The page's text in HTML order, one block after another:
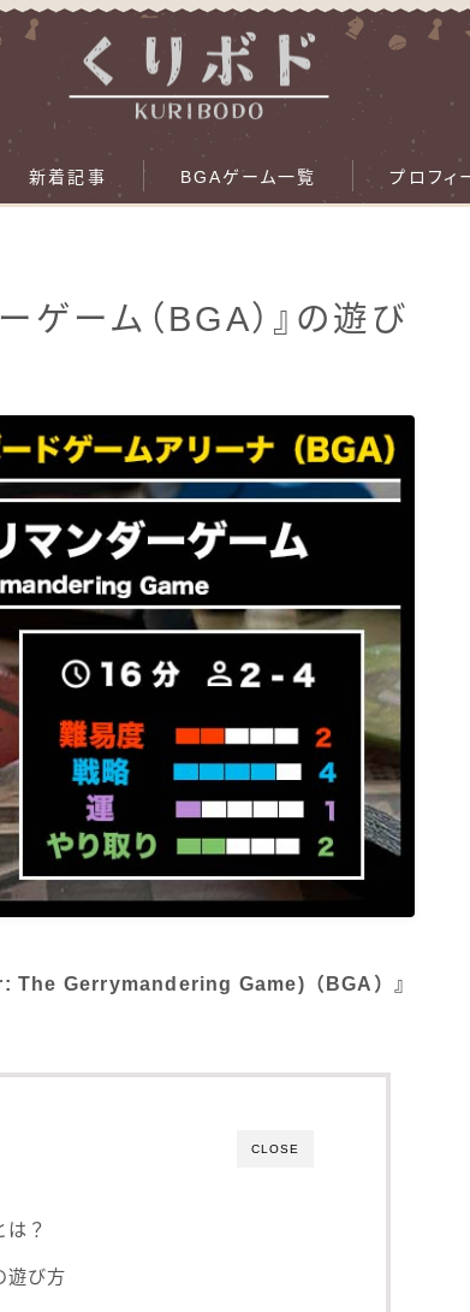
新着記事 BGAゲーム一覧 プロフィ
ゲーム（BGA）』の遊び
The Gerrymandering Game)（BGA）』
CLOSE
？
遊び方